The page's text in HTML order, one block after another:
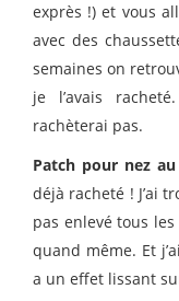
exprès !) et vous
avec des
semaines on
je l’avais
rachèterai pas.
Patch pour nez au
déjà racheté ! J’ai
pas enlevé tous
quand même. Et
a un effet lissant